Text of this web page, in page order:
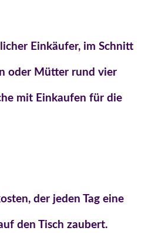
Einkäufer, im Schnitt
oder Mütter rund vier
mit Einkaufen für die
der jeden Tag eine
den Tisch zaubert.